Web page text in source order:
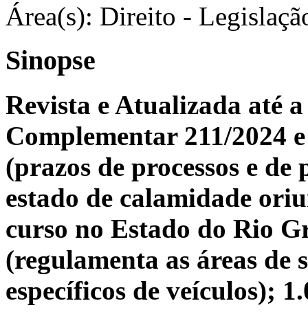
Área(s): Direito -
Sinopse
Revista e Atualizada até
Complementar 211/2024
(prazos de processos e
estado de calamidade
curso no Estado do Rio
(regulamenta as áreas de
específicos de veículos);